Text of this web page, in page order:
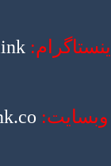
اینستاگرام:
وبسایت: